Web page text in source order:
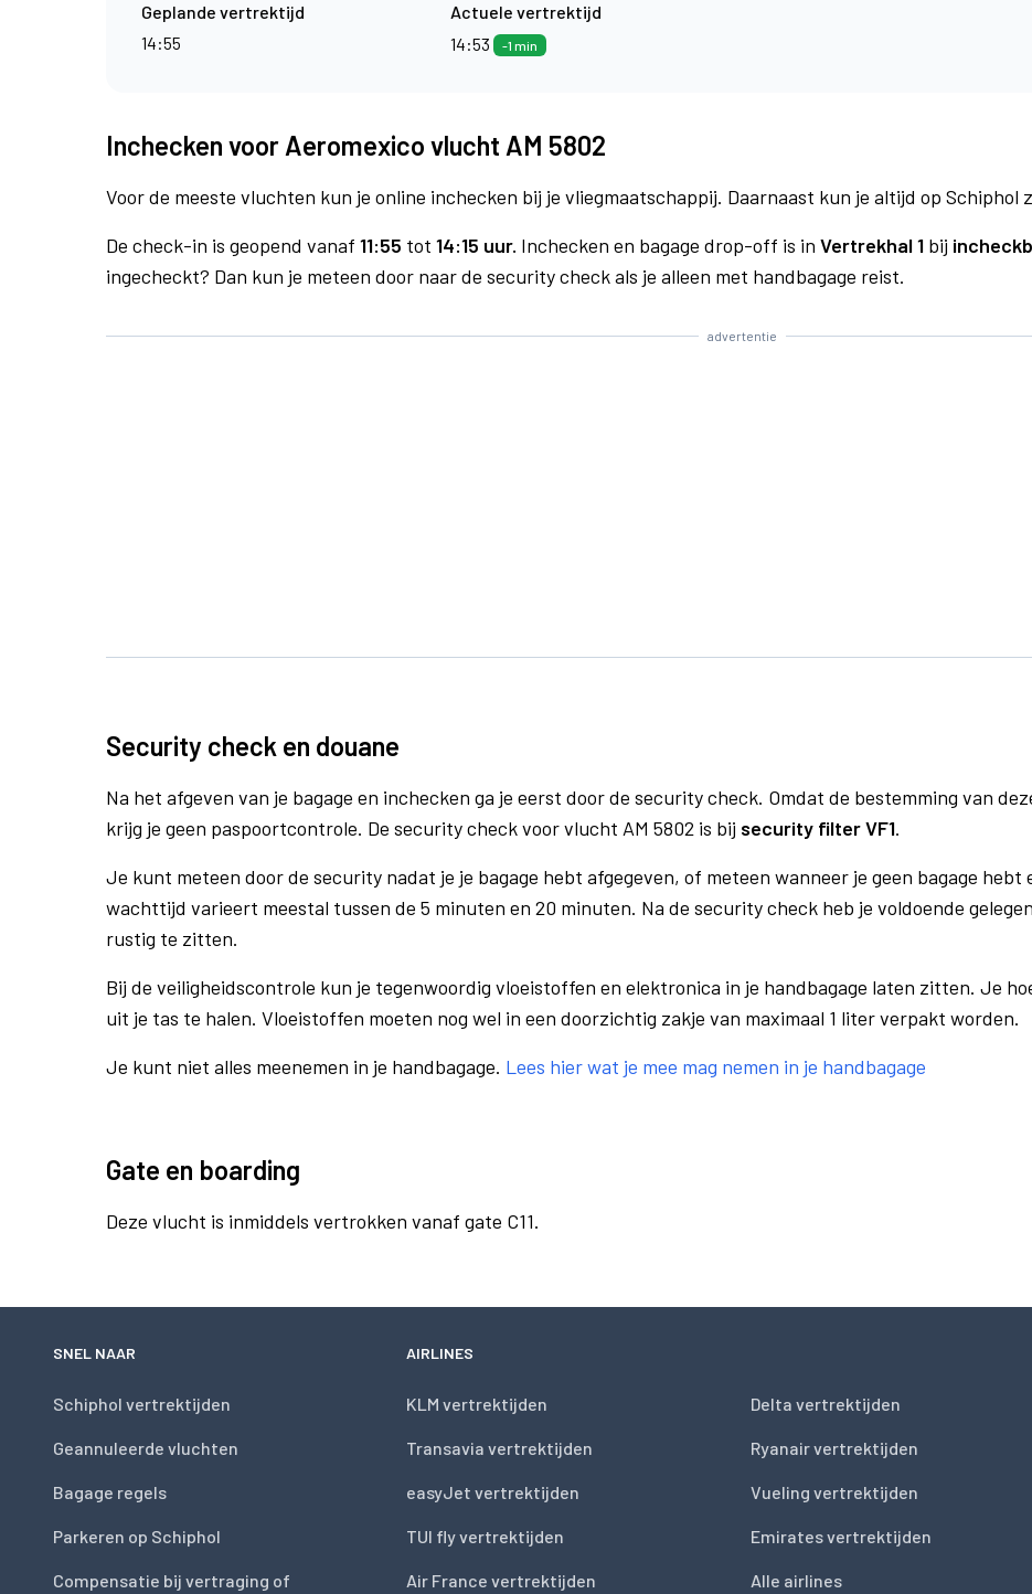
Geplande vertrektijd
14:55
Actuele vertrektijd
14:53
-1 min
Inchecken voor Aeromexico vlucht AM 5802
Voor de meeste vluchten kun je online inchecken bij je vliegmaatschappij. Daarnaast kun je altijd op Schiphol
De check-in is geopend vanaf 11:55 tot 14:15 uur. Inchecken en bagage drop-off is in Vertrekhal 1 bij
ingecheckt? Dan kun je meteen door naar de security check als je alleen met handbagage reist.
advertentie
Security check en douane
Na het afgeven van je bagage en inchecken ga je eerst door de security check. Omdat de bestemming van
krijg je geen paspoortcontrole. De security check voor vlucht AM 5802 is bij security filter VF1.
Je kunt meteen door de security nadat je je bagage hebt afgegeven, of meteen wanneer je geen bagage hebt
wachttijd varieert meestal tussen de 5 minuten en 20 minuten. Na de security check heb je voldoende
rustig te zitten.
Bij de veiligheidscontrole kun je tegenwoordig vloeistoffen en elektronica in je handbagage laten zitten. Je
uit je tas te halen. Vloeistoffen moeten nog wel in een doorzichtig zakje van maximaal 1 liter verpakt worden.
Je kunt niet alles meenemen in je handbagage. Lees hier wat je mee mag nemen in je handbagage
Gate en boarding
Deze vlucht is inmiddels vertrokken vanaf gate C11.
SNEL NAAR
Schiphol vertrektijden
Geannuleerde vluchten
Bagage regels
Parkeren op Schiphol
Compensatie bij vertraging of
AIRLINES
KLM vertrektijden
Transavia vertrektijden
easyJet vertrektijden
TUI fly vertrektijden
Air France vertrektijden
Delta vertrektijden
Ryanair vertrektijden
Vueling vertrektijden
Emirates vertrektijden
Alle airlines